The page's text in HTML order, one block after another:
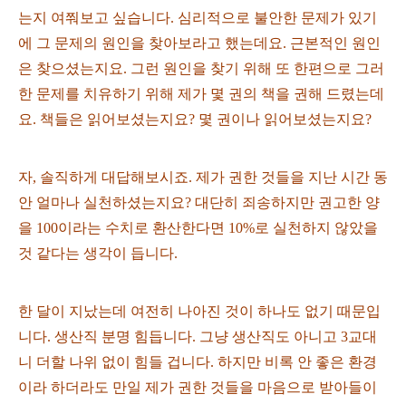
는지 여쭤보고 싶습니다. 심리적으로 불안한 문제가 있기
에 그 문제의 원인을 찾아보라고 했는데요. 근본적인 원인
은 찾으셨는지요. 그런 원인을 찾기 위해 또 한편으로 그러
한 문제를 치유하기 위해 제가 몇 권의 책을 권해 드렸는데
요. 책들은 읽어보셨는지요? 몇 권이나 읽어보셨는지요?
자, 솔직하게 대답해보시죠. 제가 권한 것들을 지난 시간 동
안 얼마나 실천하셨는지요? 대단히 죄송하지만 권고한 양
을 100이라는 수치로 환산한다면 10%로 실천하지 않았을
것 같다는 생각이 듭니다.
한 달이 지났는데 여전히 나아진 것이 하나도 없기 때문입
니다. 생산직 분명 힘듭니다. 그냥 생산직도 아니고 3교대
니 더할 나위 없이 힘들 겁니다. 하지만 비록 안 좋은 환경
이라 하더라도 만일 제가 권한 것들을 마음으로 받아들이